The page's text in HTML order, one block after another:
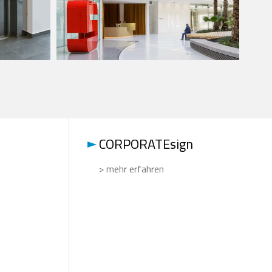
CORPORATEsign
> mehr erfahren